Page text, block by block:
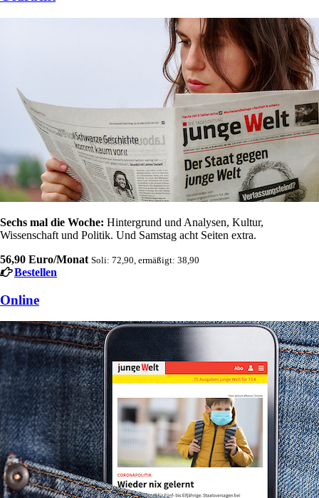
Sechs mal die Woche: Hintergrund und Analysen, Kultur,
Wissenschaft und Politik. Und Samstag acht Seiten extra.
56,90 Euro/Monat Soli: 72,90, ermäßigt: 38,90
Bestellen
Online